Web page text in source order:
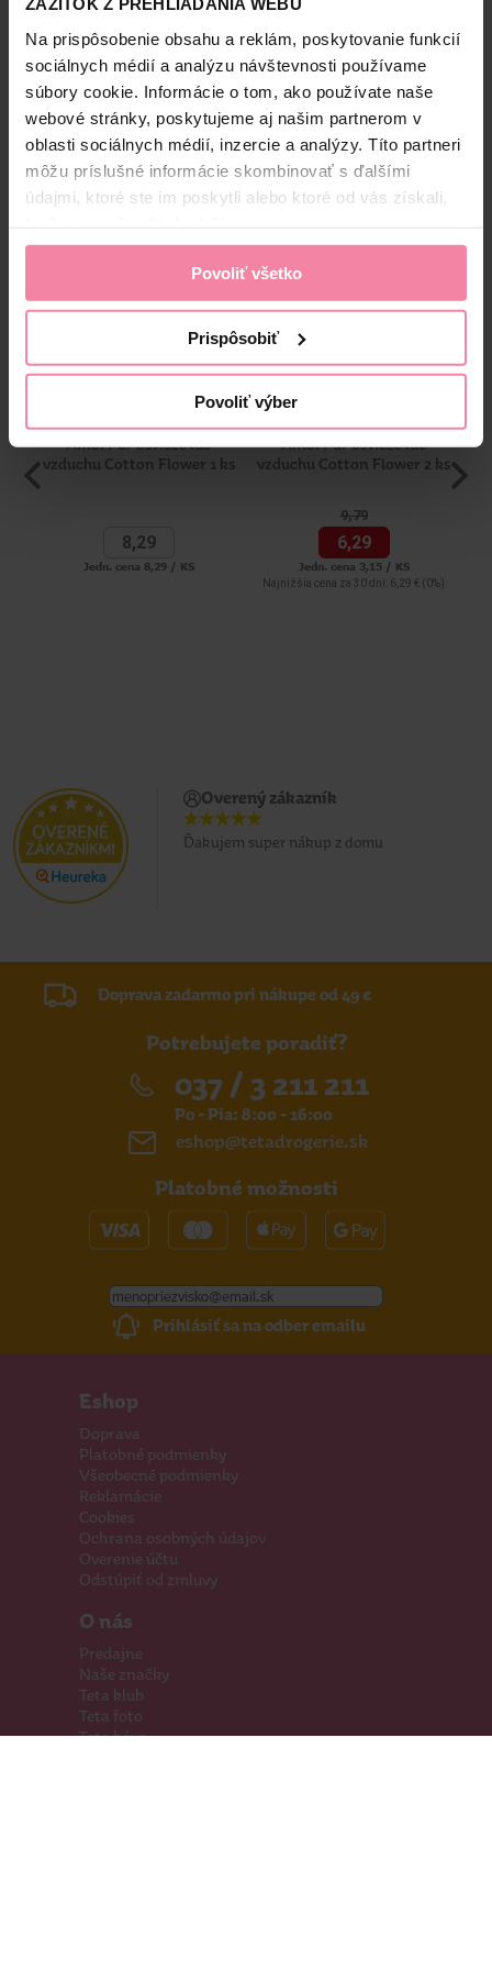
Na prispôsobenie obsahu a reklám, poskytovanie funkcií
sociálnych médií a analýzu návštevnosti používame
súbory cookie. Informácie o tom, ako používate naše
webové stránky, poskytujeme aj našim partnerom v
oblasti sociálnych médií, inzercie a analýzy. Títo partneri
môžu príslušné informácie skombinovať s ďalšími
údajmi, ktoré ste im poskytli alebo ktoré od vás získali,
Povoliť všetko
Prispôsobiť
Povoliť výber
akúkoľvek návštevu. Keďže Ambi Pur Bathroom
nepotrebuje elektrinu ani batérie, je výhodný a ľahko sa
používa. Dostupný v rôznych druhoch vôní.
PaG
Bezpečnosť a balenie
Zloženie
High-contrast mode
Alternatívne produkty
Ambi Pur osviežovač
vzduchu Cotton Flower 1 ks
8,29
Jedn. cena 8,29 / KS
Ambi Pur osviežovač
vzduchu Cotton Flower 2 ks
9,79
6,29
Jedn. cena 3,15 / KS
Najnižšia cena za 30 dní: 6,29 € (0%)
Overený zákazník
Ďakujem super nákup z domu
Doprava zadarmo pri nákupe od 49 €
Potrebujete poradiť?
037 / 3 211 211
Po - Pia: 8:00 - 16:00
eshop@tetadrogerie.sk
Platobné možnosti
Prihlásiť sa na odber emailu
Eshop
Doprava
Platobné podmienky
Všeobecné podmienky
Reklamácie
Cookies
Ochrana osobných údajov
Overenie účtu
Odstúpiť od zmluvy
O nás
Predajne
Naše značky
Teta klub
Teta foto
Teta káva